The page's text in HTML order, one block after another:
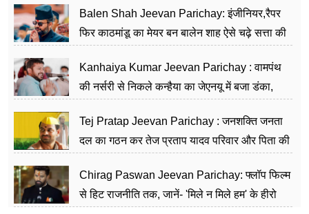
Balen Shah Jeevan Parichay: इंजीनियर,रैपर
फिर काठमांडू का मेयर बन बालेन शाह ऐसे चढ़े सत्ता की
Kanhaiya Kumar Jeevan Parichay : वामपंथ
की नर्सरी से निकले कन्हैया का जेएनयू में बजा डंका,
Tej Pratap Jeevan Parichay : जनशक्ति जनता
दल का गठन कर तेज प्रताप यादव परिवार और पिता की
Chirag Paswan Jeevan Parichay: फ्लॉप फिल्म
से हिट राजनीति तक, जानें- 'मिले न मिले हम' के हीरो